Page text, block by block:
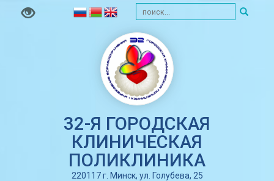
32-Я ГОРОДСКАЯ
КЛИНИЧЕСКАЯ
ПОЛИКЛИНИКА
220117 г. Минск, ул. Голубева, 25